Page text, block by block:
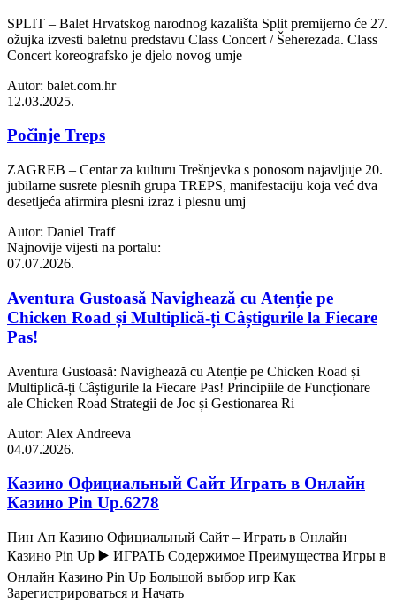
SPLIT – Balet Hrvatskog narodnog kazališta Split premijerno će 27.
ožujka izvesti baletnu predstavu Class Concert / Šeherezada. Class
Concert koreografsko je djelo novog umje
Autor: balet.com.hr
12.03.2025.
Počinje Treps
ZAGREB – Centar za kulturu Trešnjevka s ponosom najavljuje 20.
jubilarne susrete plesnih grupa TREPS, manifestaciju koja već dva
desetljeća afirmira plesni izraz i plesnu umj
Autor: Daniel Traff
Najnovije vijesti na portalu:
07.07.2026.
Aventura Gustoasă Navighează cu Atenție pe
Chicken Road și Multiplică-ți Câștigurile la Fiecare
Pas!
Aventura Gustoasă: Navighează cu Atenție pe Chicken Road și
Multiplică-ți Câștigurile la Fiecare Pas! Principiile de Funcționare
ale Chicken Road Strategii de Joc și Gestionarea Ri
Autor: Alex Andreeva
04.07.2026.
Казино Официальный Сайт Играть в Онлайн
Казино Pin Up.6278
Пин Ап Казино Официальный Сайт – Играть в Онлайн
Казино Pin Up ▶️ ИГРАТЬ Содержимое Преимущества Игры в
Онлайн Казино Pin Up Большой выбор игр Как
Зарегистрироваться и Начать